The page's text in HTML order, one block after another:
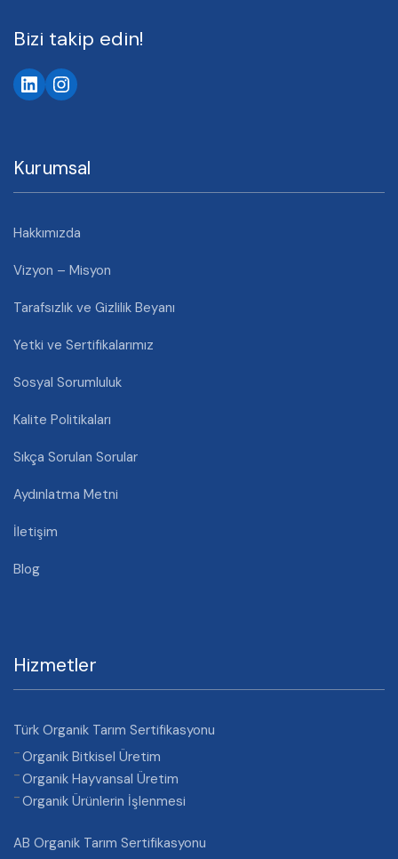
Bizi takip edin!
Kurumsal
Hakkımızda
Vizyon – Misyon
Tarafsızlık ve Gizlilik Beyanı
Yetki ve Sertifikalarımız
Sosyal Sorumluluk
Kalite Politikaları
Sıkça Sorulan Sorular
Aydınlatma Metni
İletişim
Blog
Hizmetler
Türk Organik Tarım Sertifikasyonu
Organik Bitkisel Üretim
Organik Hayvansal Üretim
Organik Ürünlerin İşlenmesi
AB Organik Tarım Sertifikasyonu